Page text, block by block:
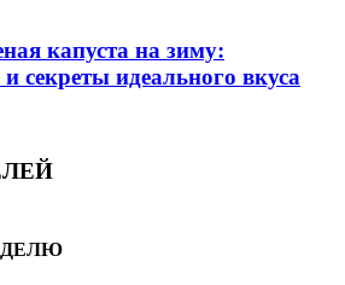
капуста на зиму:
секреты идеального вкуса